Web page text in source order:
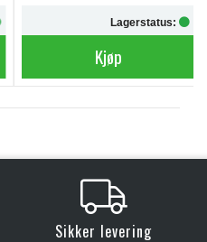
Lagerstatus:
Kjøp
Sikker levering